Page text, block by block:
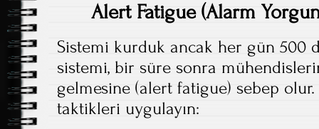
Alert Fatigue (Alarm
Sistemi kurduk ancak her gün 500
sistemi, bir süre sonra
gelmesine (alert fatigue) sebep
taktikleri uygulayın: